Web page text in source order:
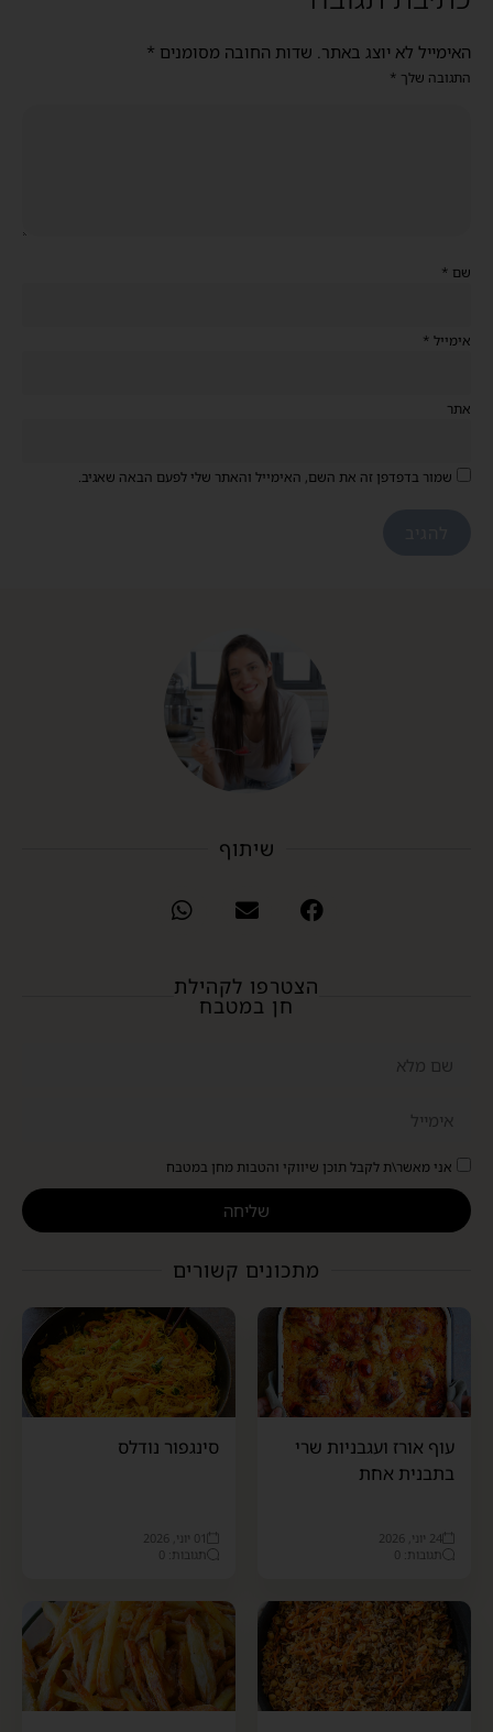
שיתוף
הצטרפו לקהילת
חן במטבח
אני מאשר\ת לקבל תוכן שיווקי והטבות מחן במטבח
שליחה
מתכונים קשורים
עוף אורז ועגבניות שרי
בתבנית אחת
24 יוני, 2026
תגובות: 0
סינגפור נודלס
01 יוני, 2026
תגובות: 0
האימייל לא יוצג באתר. שדות החובה מסומנים *
התגובה שלך *
שם *
אימייל *
אתר
שמור בדפדפן זה את השם, האימייל והאתר שלי לפעם הבאה שאגיב.